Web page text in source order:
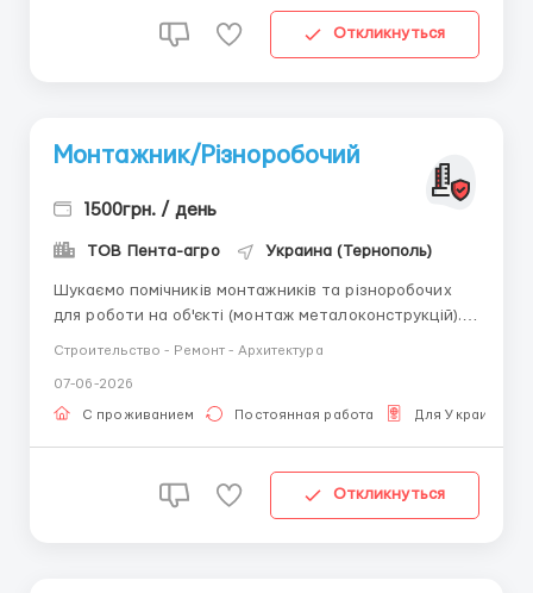
Откликнуться
Монтажник/Різноробочий
1500грн. / день
ТОВ Пента-агро Украина (Тернополь)
Шукаємо помічників монтажників та різноробочих
для роботи на об'єкті (монтаж металоконструкцій).
у хорошій фізичній формі. - КРИТИЧНО ВАЖЛИВО:
повна відсутність страху висоти! Робота на...
Строительство - Ремонт - Архитектура
07-06-2026
С проживанием Постоянная работа Для Украинцев
Откликнуться